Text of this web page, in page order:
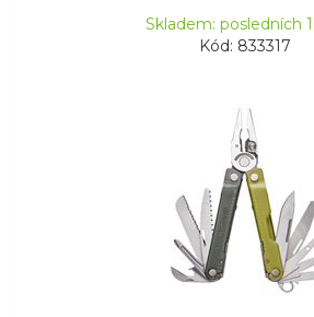
Skladem: posledních
Kód: 833317